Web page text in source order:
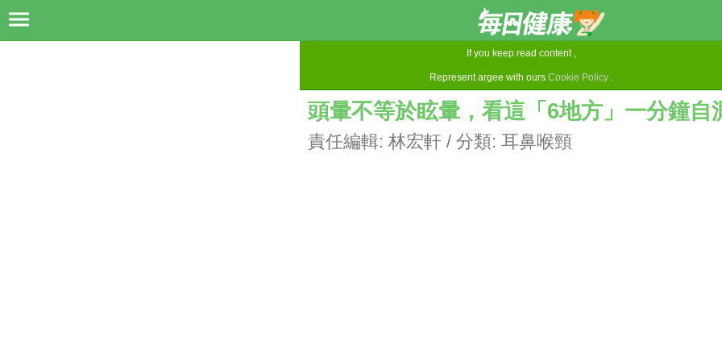
If you keep read content ,
Represent argee with ours Cookie Policy .
頭暈不等於眩暈，看這「6地方」一分鐘自
責任編輯: 林宏軒 / 分類: 耳鼻喉頸